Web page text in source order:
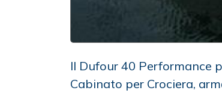
Il Dufour 40 Performance
Cabinato per Crociera,